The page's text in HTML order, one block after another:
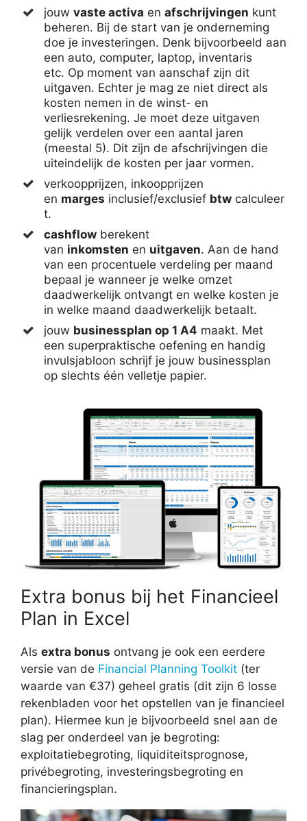
jouw vaste activa en afschrijvingen kunt
beheren. Bij de start van je onderneming
doe je investeringen. Denk bijvoorbeeld aan
een auto, computer, laptop, inventaris
etc. Op moment van aanschaf zijn dit
uitgaven. Echter je mag ze niet direct als
kosten nemen in de winst- en
verliesrekening. Je moet deze uitgaven
gelijk verdelen over een aantal jaren
(meestal 5). Dit zijn de afschrijvingen die
uiteindelijk de kosten per jaar vormen.
verkoopprijzen, inkoopprijzen
en marges inclusief/exclusief btw calculeer
t.
cashflow berekent
van inkomsten en uitgaven. Aan de hand
van een procentuele verdeling per maand
bepaal je wanneer je welke omzet
daadwerkelijk ontvangt en welke kosten je
in welke maand daadwerkelijk betaalt.
jouw businessplan op 1 A4 maakt. Met
een superpraktische oefening en handig
invulsjabloon schrijf je jouw businessplan
op slechts één velletje papier.
Extra bonus bij het Financieel
Plan in Excel
Als extra bonus ontvang je ook een eerdere
versie van de Financial Planning Toolkit (ter
waarde van €37) geheel gratis (dit zijn 6 losse
rekenbladen voor het opstellen van je financieel
plan). Hiermee kun je bijvoorbeeld snel aan de
slag per onderdeel van je begroting:
exploitatiebegroting, liquiditeitsprognose,
privébegroting, investeringsbegroting en
financieringsplan.